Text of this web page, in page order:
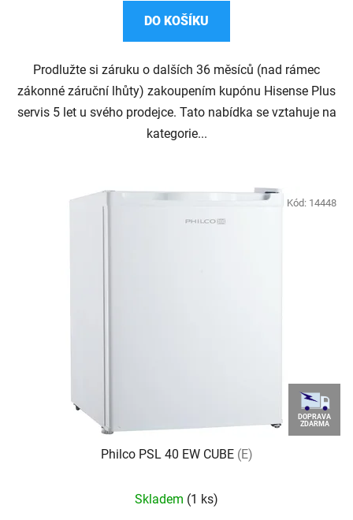
z
hvězdiček.
DO KOŠÍKU
Prodlužte si záruku o dalších 36 měsíců (nad rámec
zákonné záruční lhůty) zakoupením kupónu Hisense Plus
servis 5 let u svého prodejce. Tato nabídka se vztahuje na
kategorie...
DOPRAVA
ZDARMA
Philco PSL 40 EW CUBE (E)
hodnocení
Skladem (1 ks)
Kód: 14448